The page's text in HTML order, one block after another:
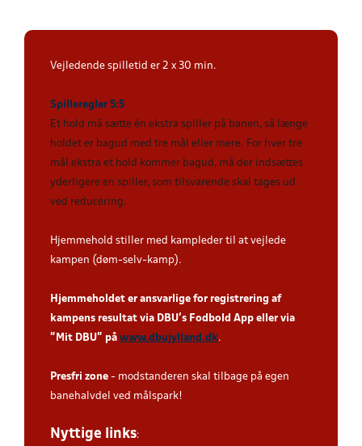
Vejledende spilletid er 2 x 30 min.
Spilleregler 5:5
Et hold må sætte én ekstra spiller på banen, så længe
holdet er bagud med tre mål eller mere. For hver tre
mål ekstra et hold kommer bagud, må der indsættes
yderligere en spiller, som tilsvarende skal tages ud
ved reducering.
Hjemmehold stiller med kampleder til at vejlede
kampen (døm-selv-kamp).
Hjemmeholdet er ansvarlige for registrering af
kampens resultat via DBU’s Fodbold App eller via
”Mit DBU” på www.dbujylland.dk.
Presfri zone - modstanderen skal tilbage på egen
banehalvdel ved målspark!
Nyttige links: